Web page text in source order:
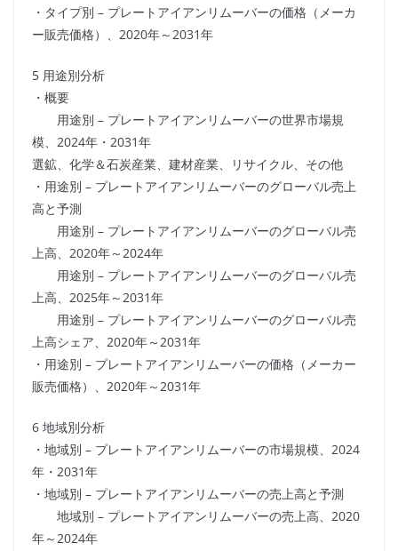
・タイプ別 – プレートアイアンリムーバーの価格（メーカ
ー販売価格）、2020年～2031年
5 用途別分析
・概要
用途別 – プレートアイアンリムーバーの世界市場規
模、2024年・2031年
選鉱、化学＆石炭産業、建材産業、リサイクル、その他
・用途別 – プレートアイアンリムーバーのグローバル売上
高と予測
用途別 – プレートアイアンリムーバーのグローバル売
上高、2020年～2024年
用途別 – プレートアイアンリムーバーのグローバル売
上高、2025年～2031年
用途別 – プレートアイアンリムーバーのグローバル売
上高シェア、2020年～2031年
・用途別 – プレートアイアンリムーバーの価格（メーカー
販売価格）、2020年～2031年
6 地域別分析
・地域別 – プレートアイアンリムーバーの市場規模、2024
年・2031年
・地域別 – プレートアイアンリムーバーの売上高と予測
地域別 – プレートアイアンリムーバーの売上高、2020
年～2024年